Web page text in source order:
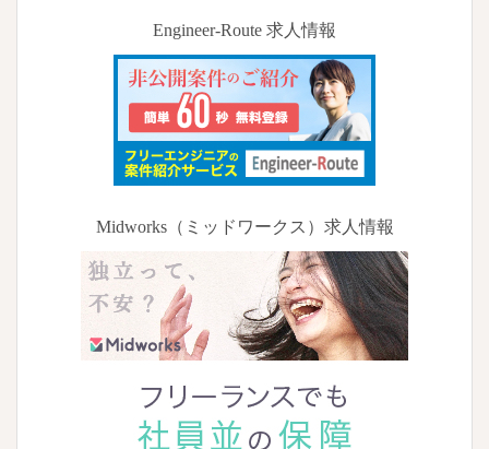
Engineer-Route 求人情報
Midworks（ミッドワークス）求人情報